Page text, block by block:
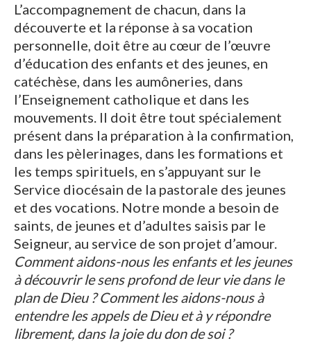
L’accompagnement de chacun, dans la
découverte et la réponse à sa vocation
personnelle, doit être au cœur de l’œuvre
d’éducation des enfants et des jeunes, en
catéchèse, dans les aumôneries, dans
l’Enseignement catholique et dans les
mouvements. Il doit être tout spécialement
présent dans la préparation à la confirmation,
dans les pèlerinages, dans les formations et
les temps spirituels, en s’appuyant sur le
Service diocésain de la pastorale des jeunes
et des vocations. Notre monde a besoin de
saints, de jeunes et d’adultes saisis par le
Seigneur, au service de son projet d’amour.
Comment aidons-nous les enfants et les jeunes
à découvrir le sens profond de leur vie dans le
plan de Dieu ? Comment les aidons-nous à
entendre les appels de Dieu et à y répondre
librement, dans la joie du don de soi ?